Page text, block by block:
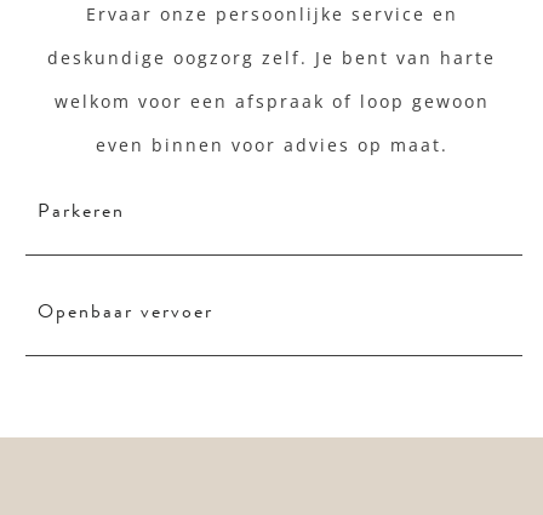
Ervaar onze persoonlijke service en
deskundige oogzorg zelf. Je bent van harte
welkom voor een afspraak of loop gewoon
even binnen voor advies op maat.
Parkeren
Openbaar vervoer